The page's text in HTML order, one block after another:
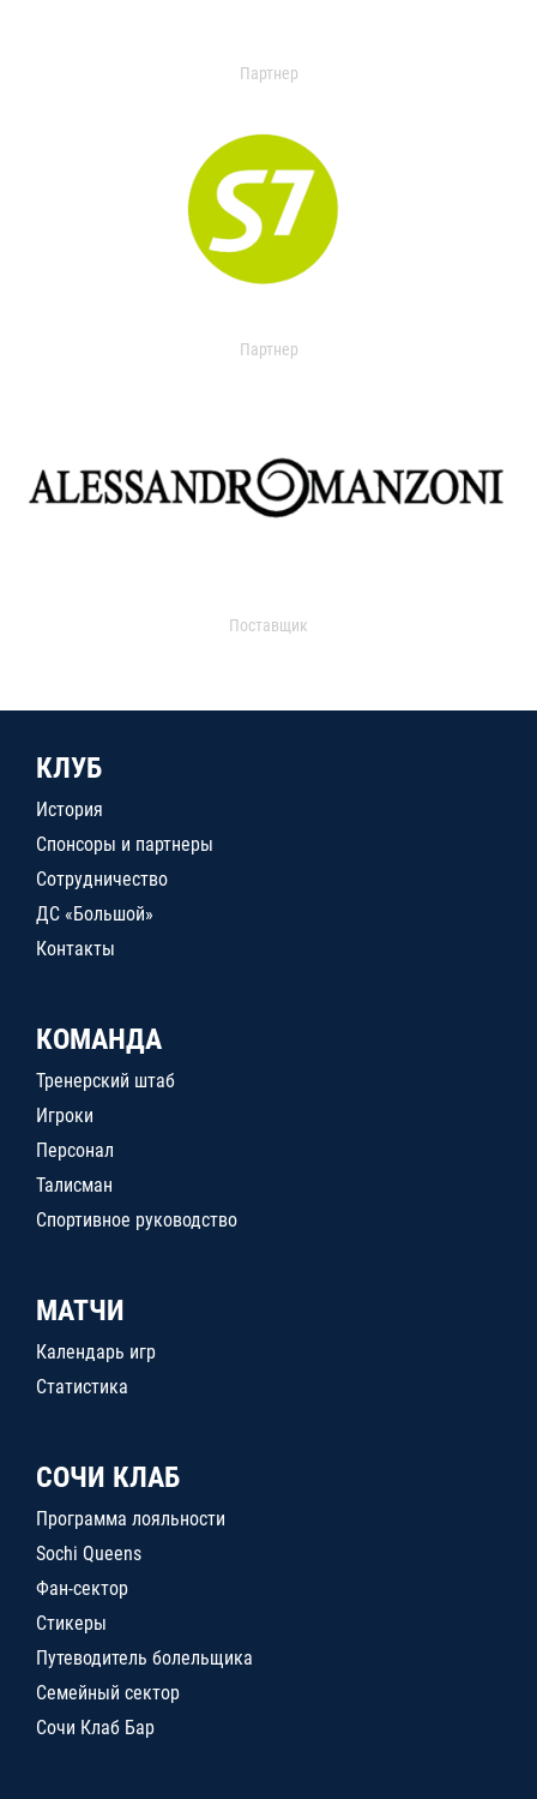
Партнер
Партнер
Поставщик
КЛУБ
История
Спонсоры и партнеры
Сотрудничество
ДС «Большой»
Контакты
КОМАНДА
Тренерский штаб
Игроки
Персонал
Талисман
Спортивное руководство
МАТЧИ
Календарь игр
Статистика
СОЧИ КЛАБ
Программа лояльности
Sochi Queens
Фан-сектор
Стикеры
Путеводитель болельщика
Семейный сектор
Сочи Клаб Бар